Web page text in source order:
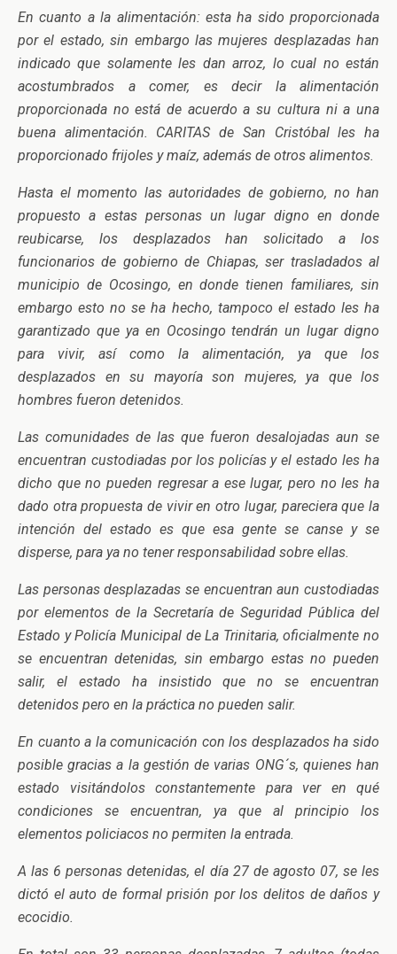
En cuanto a la alimentación: esta ha sido proporcionada
por el estado, sin embargo las mujeres desplazadas han
indicado que solamente les dan arroz, lo cual no están
acostumbrados a comer, es decir la alimentación
proporcionada no está de acuerdo a su cultura ni a una
buena alimentación. CARITAS de San Cristóbal les ha
proporcionado frijoles y maíz, además de otros alimentos.
Hasta el momento las autoridades de gobierno, no han
propuesto a estas personas un lugar digno en donde
reubicarse, los desplazados han solicitado a los
funcionarios de gobierno de Chiapas, ser trasladados al
municipio de Ocosingo, en donde tienen familiares, sin
embargo esto no se ha hecho, tampoco el estado les ha
garantizado que ya en Ocosingo tendrán un lugar digno
para vivir, así como la alimentación, ya que los
desplazados en su mayoría son mujeres, ya que los
hombres fueron detenidos.
Las comunidades de las que fueron desalojadas aun se
encuentran custodiadas por los policías y el estado les ha
dicho que no pueden regresar a ese lugar, pero no les ha
dado otra propuesta de vivir en otro lugar, pareciera que la
intención del estado es que esa gente se canse y se
disperse, para ya no tener responsabilidad sobre ellas.
Las personas desplazadas se encuentran aun custodiadas
por elementos de la Secretaría de Seguridad Pública del
Estado y Policía Municipal de La Trinitaria, oficialmente no
se encuentran detenidas, sin embargo estas no pueden
salir, el estado ha insistido que no se encuentran
detenidos pero en la práctica no pueden salir.
En cuanto a la comunicación con los desplazados ha sido
posible gracias a la gestión de varias ONG´s, quienes han
estado visitándolos constantemente para ver en qué
condiciones se encuentran, ya que al principio los
elementos policiacos no permiten la entrada.
A las 6 personas detenidas, el día 27 de agosto 07, se les
dictó el auto de formal prisión por los delitos de daños y
ecocidio.